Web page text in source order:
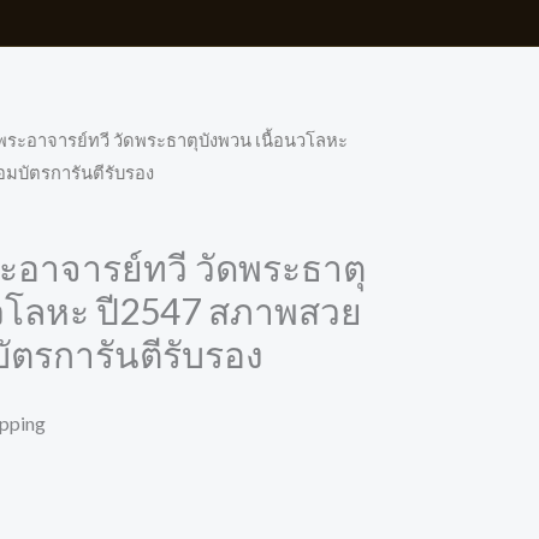
ะอาจารย์ทวี วัดพระธาตุบังพวน เนื้อนวโลหะ
บัตรการันตีรับรอง
อาจารย์ทวี วัดพระธาตุ
ลหะ ปี2547 สภาพสวย
รการันตีรับรอง